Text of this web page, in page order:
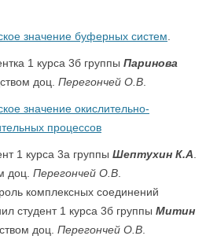
значение буферных систем
1 курса 3б группы Паринова
доц. Перегончей О.В
значение окислительно-
процессов
1 курса 3а группы Шептухин К.А
доц. Перегончей О.В
комплексных соединений
студент 1 курса 3б группы Митин
доц. Перегончей О.В